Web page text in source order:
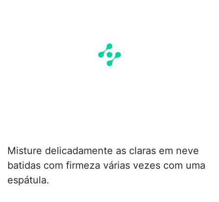
Misture delicadamente as claras em neve
batidas com firmeza várias vezes com uma
espátula.